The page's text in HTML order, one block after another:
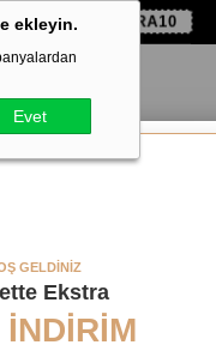
ekleyin.
Evet
KOD: SEYRA10
GELDİNİZ
Ekstra